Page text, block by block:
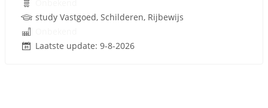
study Vastgoed, Schilderen, Rijbewijs
Laatste update: 9-8-2026